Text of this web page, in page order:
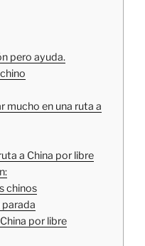
pero ayuda.
mucho en una ruta a
a China por libre
chinos
parada
por libre